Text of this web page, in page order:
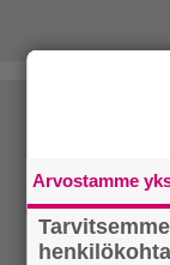
Arvostamme